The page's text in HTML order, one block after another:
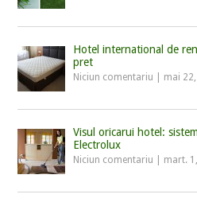
Hotel international de
pret
Niciun comentariu mai
Visul oricarui hotel:
Electrolux
Niciun comentariu mart.